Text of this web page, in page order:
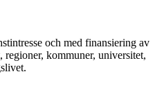
och med finansiering av
regioner, kommuner, universitet,